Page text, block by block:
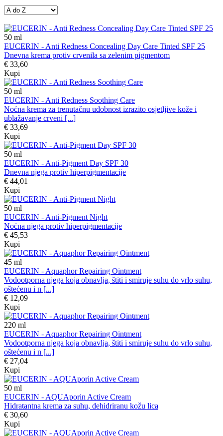
50 ml
EUCERIN - Anti Redness Concealing Day Care Tinted SPF 25
Dnevna krema protiv crvenila sa zelenim pigmentom
€ 33,60
Kupi
50 ml
EUCERIN - Anti Redness Soothing Care
Noćna krema za trenutačnu udobnost izrazito osjetljive kože i
ublažavanje crveni [...]
€ 33,69
Kupi
50 ml
EUCERIN - Anti-Pigment Day SPF 30
Dnevna njega protiv hiperpigmentacije
€ 44,01
Kupi
50 ml
EUCERIN - Anti-Pigment Night
Noćna njega protiv hiperpigmentacije
€ 45,53
Kupi
45 ml
EUCERIN - Aquaphor Repairing Ointment
Vodootporna njega koja obnavlja, štiti i smiruje suhu do vrlo suhu,
oštećenu i n [...]
€ 12,09
Kupi
220 ml
EUCERIN - Aquaphor Repairing Ointment
Vodootporna njega koja obnavlja, štiti i smiruje suhu do vrlo suhu,
oštećenu i n [...]
€ 27,04
Kupi
50 ml
EUCERIN - AQUAporin Active Cream
Hidratantna krema za suhu, dehidriranu kožu lica
€ 30,60
Kupi